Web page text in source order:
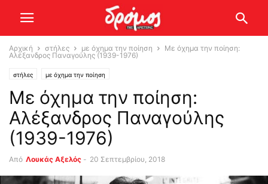
Αρχική στήλες με όχημα την ποίηση
Με όχημα την ποίηση:
Αλέξανδρος Παναγούλης (1939-1976)
στήλες με όχημα την ποίηση
Με όχημα την ποίηση:
Αλέξανδρος Παναγούλης
(1939-1976)
Από Λουκάς Αξελός - 20 Σεπτεμβρίου, 2018